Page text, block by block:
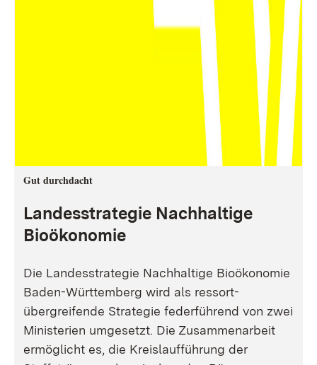
Gut durchdacht
Landesstrategie Nachhaltige
Bioökonomie
Die Landesstrategie Nachhaltige Bioökonomie
Baden-Württemberg wird als ressort-
übergreifende Strategie federführend von zwei
Ministerien umgesetzt. Die Zusammenarbeit
ermöglicht es, die Kreislaufführung der